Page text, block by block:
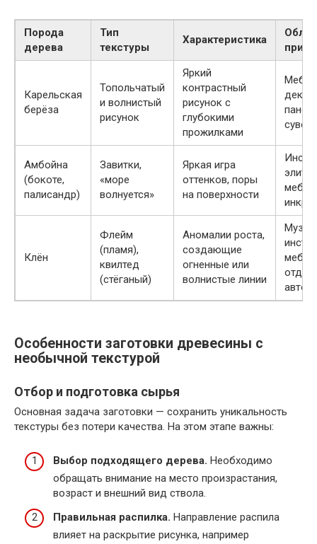
Порода
дерева
Тип
текстуры
Характеристика
Карельская
берёза
Топольчатый
и волнистый
рисунок
Яркий
контрастный
рисунок с
глубокими
прожилками
Амбойна
(бокоте,
палисандр)
Завитки,
«море
волнуется»
Яркая игра
оттенков, поры
на поверхности
Клён
Флейм
(пламя),
квилтед
(стёганый)
Аномалии роста,
создающие
огненные или
волнистые линии
Особенности заготовки древесины с
необычной текстурой
Отбор и подготовка сырья
Основная задача заготовки — сохранить уникальность
текстуры без потери качества. На этом этапе важны:
Выбор подходящего дерева. Необходимо
обращать внимание на место произрастания,
возраст и внешний вид ствола.
Правильная распилка. Направление распила
влияет на раскрытие рисунка, например